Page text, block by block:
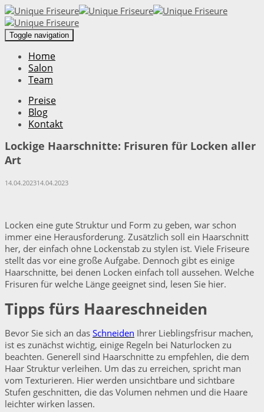
Toggle navigation
Home
Salon
Team
Preise
Blog
Kontakt
Lockige Haarschnitte: Frisuren für Locken aller
Art
14.04.202314.04.2023
Locken eine gute Struktur und Form zu geben, war schon
immer eine Herausforderung. Zusätzlich soll ein Haarschnitt
her, der einfach ohne Lockenstab zu stylen ist. Viele Friseure
stellt das vor eine große Aufgabe. Dennoch gibt es einige
Haarschnitte, bei denen Locken einfach toll aussehen. Welche
Frisuren für welche Länge geeignet sind, lesen Sie hier.
Tipps fürs Haareschneiden
Bevor Sie sich an das Schneiden Ihrer Lieblingsfrisur machen,
ist es zunächst wichtig, einige Regeln bei Naturlocken zu
beachten. Generell sind Haarschnitte zu empfehlen, die dem
Haar Struktur verleihen. Um das zu erreichen, spricht man
vom Texturieren. Hier werden unsichtbare und sichtbare
Stufen geschnitten, die das Volumen nehmen und die Haare
leichter wirken lassen.